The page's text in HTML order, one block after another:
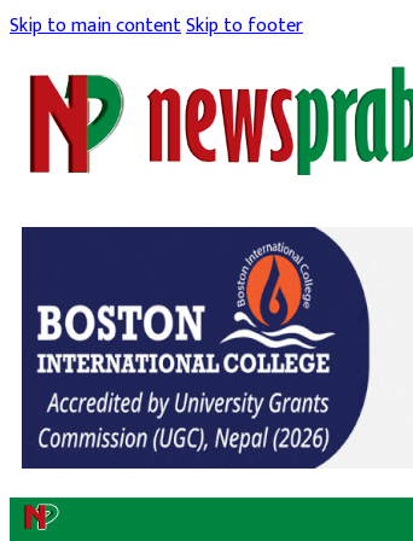
Skip to main contentSkip to footer